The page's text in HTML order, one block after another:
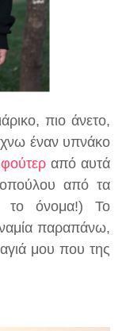
πιο άνετο,
έναν υπνάκο
φούτεραπό αυτά
από τα
το όνομα!) Το
παραπάνω,
μου που της